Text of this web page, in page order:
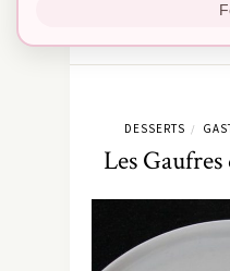
DESSERTS /
Les